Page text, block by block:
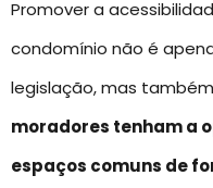
Promover a
condomínio não é
legislação, mas
moradores tenham a
espaços comuns de